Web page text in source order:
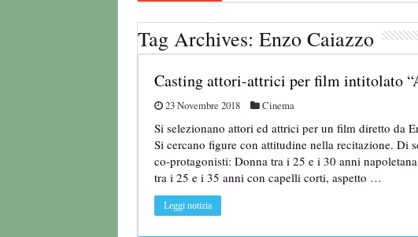
Casting per coppia: Realizzazione
Tag Archives: Enzo Caiazzo
Casting attori-attrici per film intitolato
23 Novembre 2018 Cinema
Si selezionano attori ed attrici per un film diretto da
Si cercano figure con attitudine nella recitazione. Di
co-protagonisti: Donna tra i 25 e i 30 anni
tra i 25 e i 35 anni con capelli corti, aspetto …
Leggi notizia